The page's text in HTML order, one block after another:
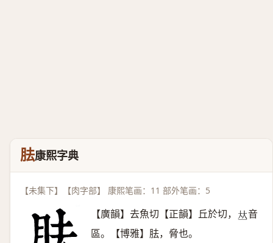
胠康熙字典
【未集下】【肉字部】 康熙笔画：11 部外笔画：5
【廣韻】去魚切【正韻】丘於切， 𠀤音
區。【博雅】胠，脅也。